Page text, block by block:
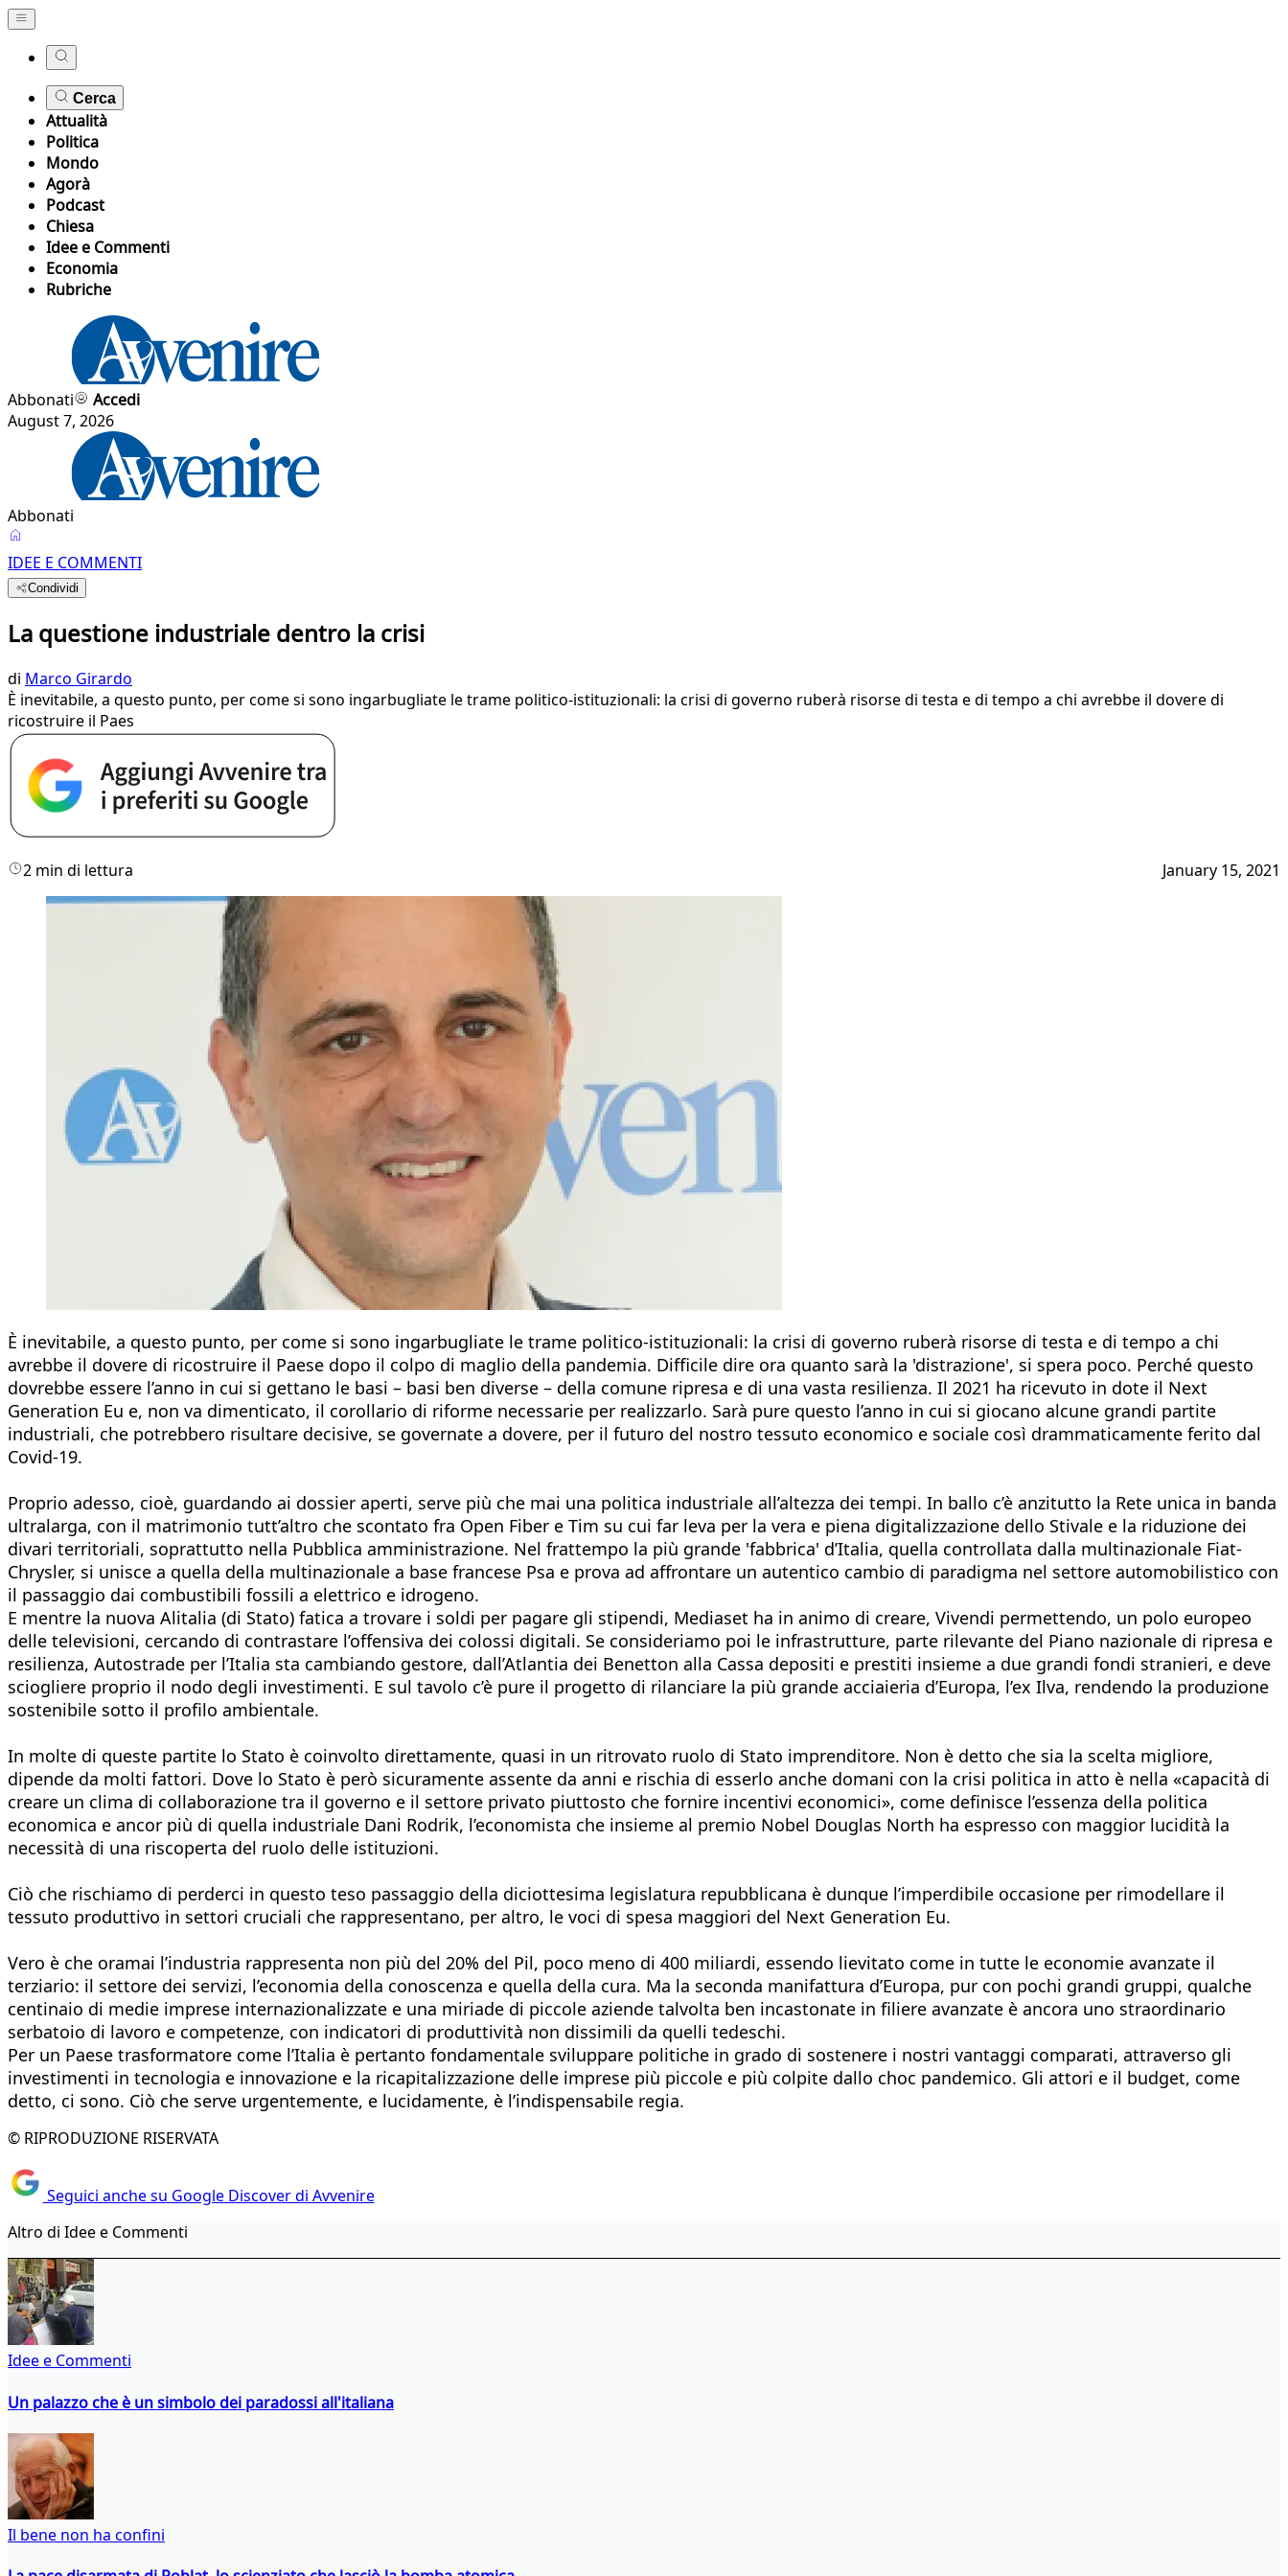
Cerca
Attualità
Politica
Mondo
Agorà
Podcast
Chiesa
Idee e Commenti
Economia
Rubriche
Abbonati
Accedi
August 7, 2026
Abbonati
IDEE E COMMENTI
Condividi
La questione industriale dentro la crisi
di Marco Girardo
È inevitabile, a questo punto, per come si sono ingarbugliate le trame politico-istituzionali: la crisi di governo ruberà risorse di testa e di tempo a chi avrebbe il dovere di
ricostruire il Paes
2 min di lettura January 15, 2021
È inevitabile, a questo punto, per come si sono ingarbugliate le trame politico-istituzionali: la crisi di governo ruberà risorse di testa e di tempo a chi
avrebbe il dovere di ricostruire il Paese dopo il colpo di maglio della pandemia. Difficile dire ora quanto sarà la 'distrazione', si spera poco. Perché questo
dovrebbe essere l’anno in cui si gettano le basi – basi ben diverse – della comune ripresa e di una vasta resilienza. Il 2021 ha ricevuto in dote il Next
Generation Eu e, non va dimenticato, il corollario di riforme necessarie per realizzarlo. Sarà pure questo l’anno in cui si giocano alcune grandi partite
industriali, che potrebbero risultare decisive, se governate a dovere, per il futuro del nostro tessuto economico e sociale così drammaticamente ferito dal
Covid-19.
Proprio adesso, cioè, guardando ai dossier aperti, serve più che mai una politica industriale all’altezza dei tempi. In ballo c’è anzitutto la Rete unica in banda
ultralarga, con il matrimonio tutt’altro che scontato fra Open Fiber e Tim su cui far leva per la vera e piena digitalizzazione dello Stivale e la riduzione dei
divari territoriali, soprattutto nella Pubblica amministrazione. Nel frattempo la più grande 'fabbrica' d’Italia, quella controllata dalla multinazionale Fiat-
Chrysler, si unisce a quella della multinazionale a base francese Psa e prova ad affrontare un autentico cambio di paradigma nel settore automobilistico con
il passaggio dai combustibili fossili a elettrico e idrogeno.
E mentre la nuova Alitalia (di Stato) fatica a trovare i soldi per pagare gli stipendi, Mediaset ha in animo di creare, Vivendi permettendo, un polo europeo
delle televisioni, cercando di contrastare l’offensiva dei colossi digitali. Se consideriamo poi le infrastrutture, parte rilevante del Piano nazionale di ripresa e
resilienza, Autostrade per l’Italia sta cambiando gestore, dall’Atlantia dei Benetton alla Cassa depositi e prestiti insieme a due grandi fondi stranieri, e deve
sciogliere proprio il nodo degli investimenti. E sul tavolo c’è pure il progetto di rilanciare la più grande acciaieria d’Europa, l’ex Ilva, rendendo la produzione
sostenibile sotto il profilo ambientale.
In molte di queste partite lo Stato è coinvolto direttamente, quasi in un ritrovato ruolo di Stato imprenditore. Non è detto che sia la scelta migliore,
dipende da molti fattori. Dove lo Stato è però sicuramente assente da anni e rischia di esserlo anche domani con la crisi politica in atto è nella «capacità di
creare un clima di collaborazione tra il governo e il settore privato piuttosto che fornire incentivi economici», come definisce l’essenza della politica
economica e ancor più di quella industriale Dani Rodrik, l’economista che insieme al premio Nobel Douglas North ha espresso con maggior lucidità la
necessità di una riscoperta del ruolo delle istituzioni.
Ciò che rischiamo di perderci in questo teso passaggio della diciottesima legislatura repubblicana è dunque l’imperdibile occasione per rimodellare il
tessuto produttivo in settori cruciali che rappresentano, per altro, le voci di spesa maggiori del Next Generation Eu.
Vero è che oramai l’industria rappresenta non più del 20% del Pil, poco meno di 400 miliardi, essendo lievitato come in tutte le economie avanzate il
terziario: il settore dei servizi, l’economia della conoscenza e quella della cura. Ma la seconda manifattura d’Europa, pur con pochi grandi gruppi, qualche
centinaio di medie imprese internazionalizzate e una miriade di piccole aziende talvolta ben incastonate in filiere avanzate è ancora uno straordinario
serbatoio di lavoro e competenze, con indicatori di produttività non dissimili da quelli tedeschi.
Per un Paese trasformatore come l’Italia è pertanto fondamentale sviluppare politiche in grado di sostenere i nostri vantaggi comparati, attraverso gli
investimenti in tecnologia e innovazione e la ricapitalizzazione delle imprese più piccole e più colpite dallo choc pandemico. Gli attori e il budget, come
detto, ci sono. Ciò che serve urgentemente, e lucidamente, è l’indispensabile regia.
© RIPRODUZIONE RISERVATA
Seguici anche su Google Discover di Avvenire
Altro di Idee e Commenti
Idee e Commenti
Un palazzo che è un simbolo dei paradossi all'italiana
Il bene non ha confini